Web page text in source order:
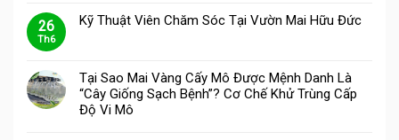
26
Th6
Kỹ Thuật Viên Chăm Sóc Tại Vườn Mai Hữu Đức
Tại Sao Mai Vàng Cấy Mô Được Mệnh Danh Là
“Cây Giống Sạch Bệnh”? Cơ Chế Khử Trùng Cấp
Độ Vi Mô